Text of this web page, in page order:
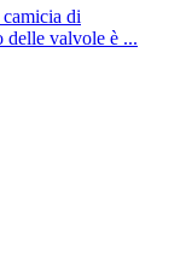
di
delle valvole è ...